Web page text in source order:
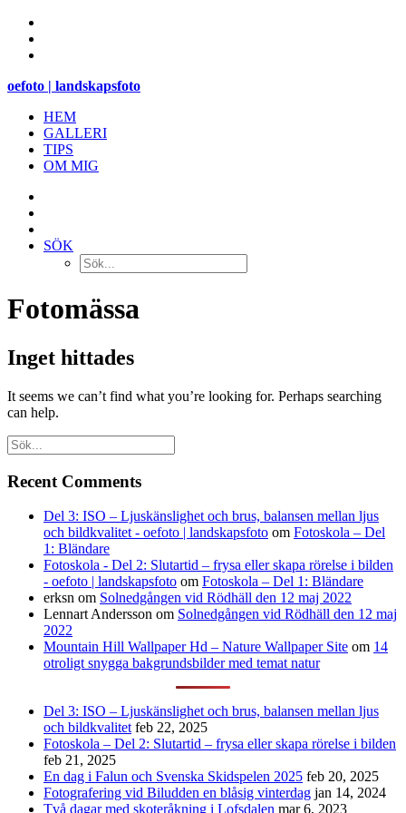
oefoto | landskapsfoto
HEM
GALLERI
TIPS
OM MIG
SÖK
Fotomässa
Inget hittades
It seems we can’t find what you’re looking for. Perhaps searching
can help.
Recent Comments
Del 3: ISO – Ljuskänslighet och brus, balansen mellan ljus
och bildkvalitet - oefoto | landskapsfoto om Fotoskola – Del
1: Bländare
Fotoskola - Del 2: Slutartid – frysa eller skapa rörelse i bilden
- oefoto | landskapsfoto om Fotoskola – Del 1: Bländare
erksn om Solnedgången vid Rödhäll den 12 maj 2022
Lennart Andersson om Solnedgången vid Rödhäll den 12 maj
2022
Mountain Hill Wallpaper Hd – Nature Wallpaper Site om 14
otroligt snygga bakgrundsbilder med temat natur
Del 3: ISO – Ljuskänslighet och brus, balansen mellan ljus
och bildkvalitet feb 22, 2025
Fotoskola – Del 2: Slutartid – frysa eller skapa rörelse i bilden
feb 21, 2025
En dag i Falun och Svenska Skidspelen 2025 feb 20, 2025
Fotografering vid Biludden en blåsig vinterdag jan 14, 2024
Två dagar med skoteråkning i Lofsdalen mar 6, 2023